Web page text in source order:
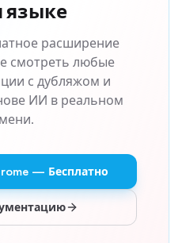
языке
расширение
смотреть любые
с дубляжом и
ИИ в реальном
— Бесплатно